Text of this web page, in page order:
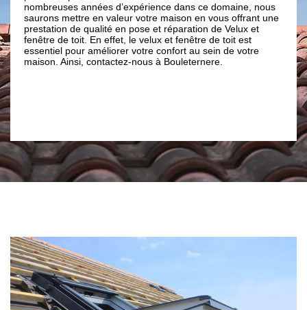
dans ce domaine, nous
votre maison en vous offrant une
pose et réparation de Velux et
le velux et fenêtre de toit est
votre confort au sein de votre
nous à Bouleternere.
et réparation est très fréquent
la toiture. Avec Brun
tous les techniques dans cette
choisissez de fenêtre de toit
nouvelle version, vous
attendiez. Donc, contactez-